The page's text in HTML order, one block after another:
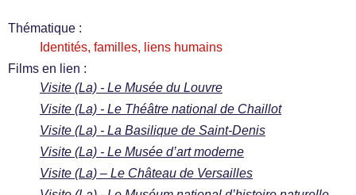
Thématique :
Identités, familles, liens humains
Films en lien :
Visite (La) - Le Musée du Louvre
Visite (La) - Le Théâtre national de Chaillot
Visite (La) - La Basilique de Saint-Denis
Visite (La) - Le Musée d’art moderne
Visite (La) – Le Château de Versailles